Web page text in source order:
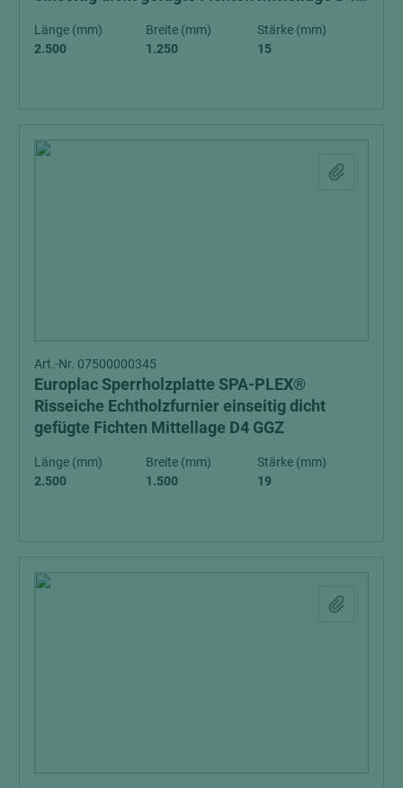
Länge (mm)
2.500
Breite (mm)
1.250
Stärke (mm)
15
Art.-Nr. 07500000345
Europlac Sperrholzplatte SPA-PLEX®
Risseiche Echtholzfurnier einseitig dicht
gefügte Fichten Mittellage D4 GGZ
Länge (mm)
2.500
Breite (mm)
1.500
Stärke (mm)
19